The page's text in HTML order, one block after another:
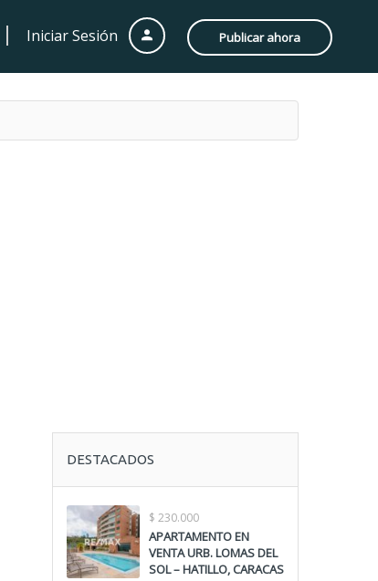
Iniciar Sesión Publicar ahora
DESTACADOS
$ 230.000
APARTAMENTO EN
VENTA URB. LOMAS DEL
SOL – HATILLO, CARACAS